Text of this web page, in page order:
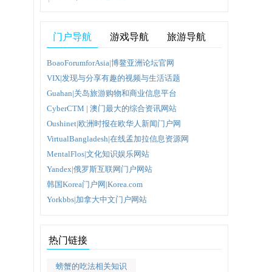
门户导航 游戏导航 旅游导航
BoaoForumforAsia|博鳌亚洲论坛官网
VIX|发现与分享有趣的视频与生活话题
Guahan|关岛旅游购物和商业信息平台
CyberCTM | 澳门最大的综合资讯网站
Oushinet|欧洲时报在欧华人新闻门户网
VirtualBangladesh|在线孟加拉信息资源网
MentalFlos|文化知识娱乐网站
Yandex|俄罗斯互联网门户网站
韩国Korea门户网|Korea.com
Yorkbbs|加拿大中文门户网站
热门链接
螃蟹的吃法相关知识